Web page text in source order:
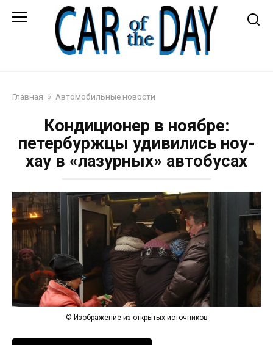
Главная » Автомобильные новости
Кондиционер в ноябре:
петербуржцы удивились ноу-
хау в «лазурных» автобусах
© Изображение из открытых источников